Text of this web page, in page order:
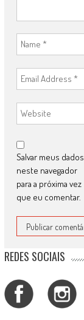
Salvar meus dados
neste navegador
para a próxima vez
que eu comentar.
REDES SOCIAIS